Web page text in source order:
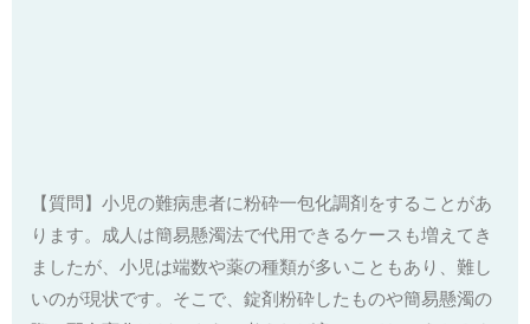
【質問】小児の難病患者に粉砕一包化調剤をすることがあ
ります。成人は簡易懸濁法で代用できるケースも増えてき
ましたが、小児は端数や薬の種類が多いこともあり、難し
いのが現状です。そこで、錠剤粉砕したものや簡易懸濁の